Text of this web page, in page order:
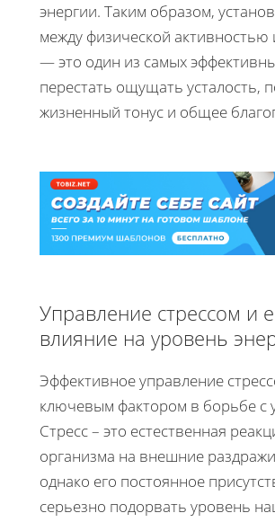
энергии. Таким образом,
между физической активностью
— это один из самых
перестать ощущать усталость,
жизненный тонус и общее
Управление стрессом и
влияние на уровень
Эффективное управление
ключевым фактором в борьбе с
Стресс – это естественная
организма на внешние
однако его постоянное
серьезно подорвать уровень